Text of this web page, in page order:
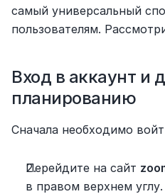
самый универсальный
пользователям.
Вход в аккаунт и
планированию
Сначала необходимо
Перейдите на сайт
в правом верхнем углу.